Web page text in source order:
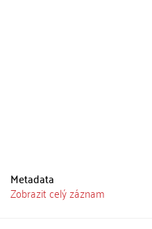
Metadata
Zobrazit celý záznam